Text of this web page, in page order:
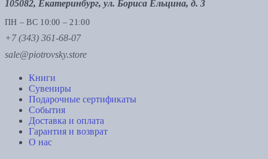
105082, Екатеринбург, ул. Бориса Ельцина, д. 3
ПН – ВС 10:00 – 21:00
+7 (343) 361-68-07
sale@piotrovsky.store
Книги
Сувениры
Подарочные сертификаты
События
Доставка и оплата
Гарантия и возврат
О нас